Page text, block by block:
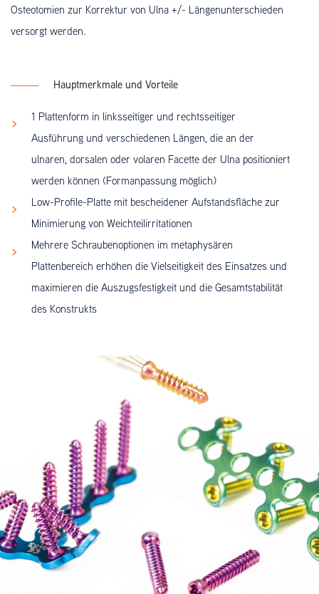
Osteotomien zur Korrektur von Ulna +/- Längenunterschieden
versorgt werden.
Hauptmerkmale und Vorteile
1 Plattenform in linksseitiger und rechtsseitiger
Ausführung und verschiedenen Längen, die an der
ulnaren, dorsalen oder volaren Facette der Ulna positioniert
werden können (Formanpassung möglich)
Low-Profile-Platte mit bescheidener Aufstandsfläche zur
Minimierung von Weichteilirritationen
Mehrere Schraubenoptionen im metaphysären
Plattenbereich erhöhen die Vielseitigkeit des Einsatzes und
maximieren die Auszugsfestigkeit und die Gesamtstabilität
des Konstrukts